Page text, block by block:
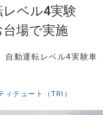
レベル4実験
場で実施
自動運転レベル4実験車
ィテュート（TRI）